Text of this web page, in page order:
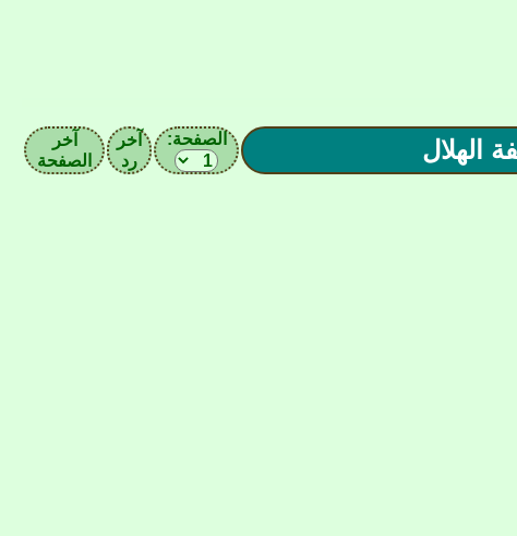
الصفحة:
آخر
رد
آخر
الصفحة